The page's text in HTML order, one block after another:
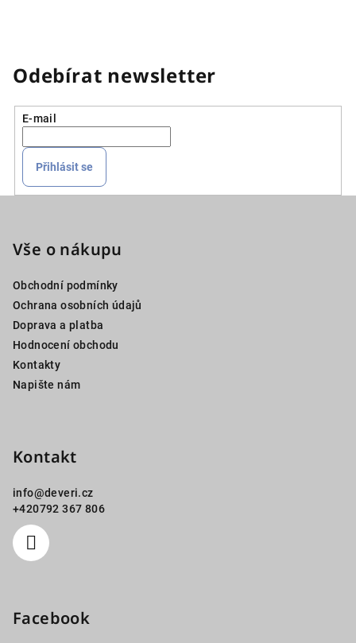
Odebírat newsletter
E-mail
Přihlásit se
Vše o nákupu
Obchodní podmínky
Ochrana osobních údajů
Doprava a platba
Hodnocení obchodu
Kontakty
Napište nám
Kontakt
info@deveri.cz
+420792 367 806
Facebook